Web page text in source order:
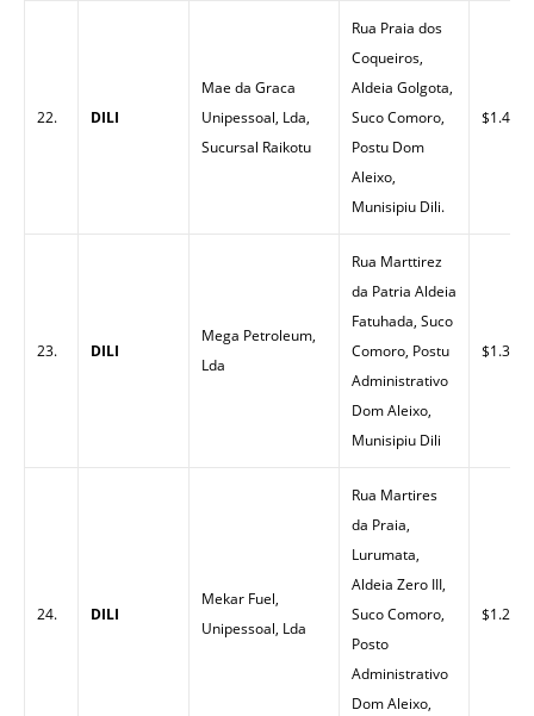
22. DILI
Mae da Graca
Unipessoal, Lda,
Sucursal Raikotu
Rua Praia dos
Coqueiros,
Aldeia Golgota,
Suco Comoro,
Postu Dom
Aleixo,
Munisipiu Dili.
$1.40
23. DILI
Mega Petroleum,
Lda
Rua Marttirez
da Patria Aldeia
Fatuhada, Suco
Comoro, Postu
Administrativo
Dom Aleixo,
Munisipiu Dili
$1.33
24. DILI
Mekar Fuel,
Unipessoal, Lda
Rua Martires
da Praia,
Lurumata,
Aldeia Zero III,
Suco Comoro,
Posto
Administrativo
Dom Aleixo,
$1.26